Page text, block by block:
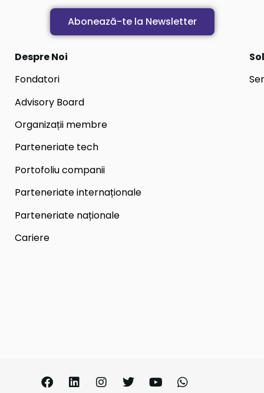
Abonează-te la Newsletter
Despre Noi
Fondatori
Advisory Board
Organizații membre
Parteneriate tech
Portofoliu companii
Parteneriate internaționale
Parteneriate naționale
Cariere